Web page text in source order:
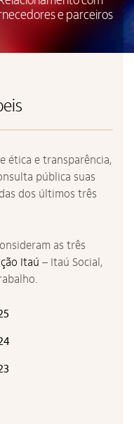
e parceiros
ética e transparência,
pública suas
dos últimos três
as três
Itaú – Itaú Social,